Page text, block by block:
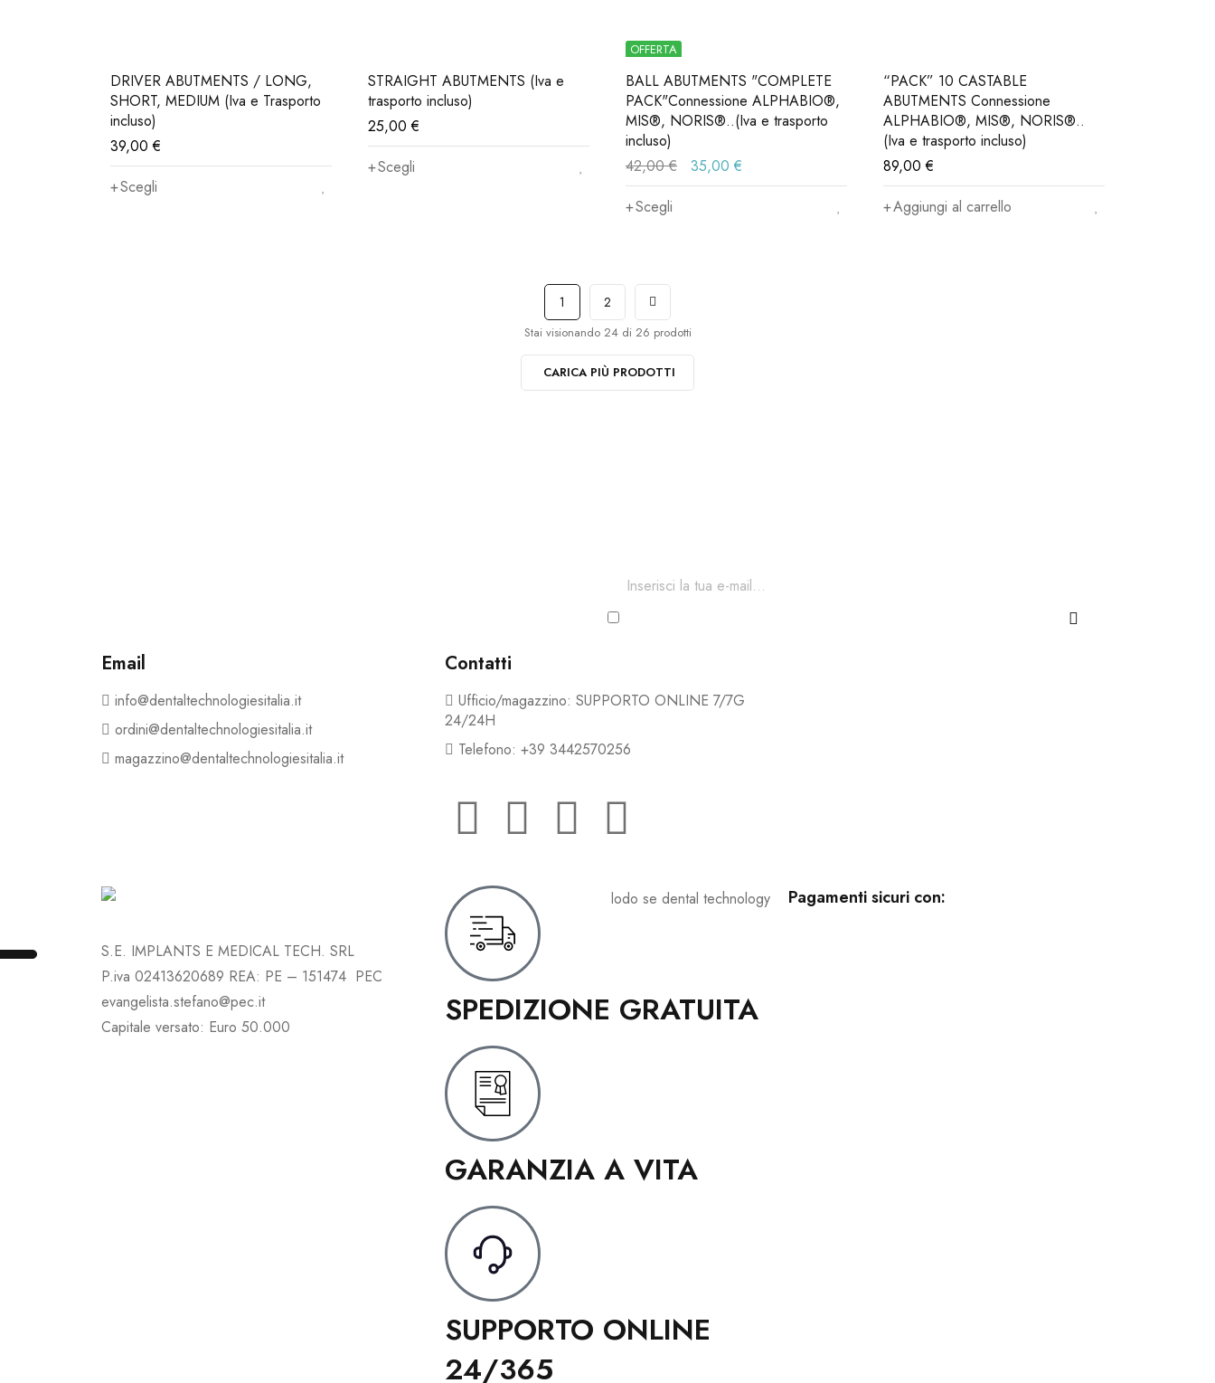
DRIVER ABUTMENTS / LONG,
SHORT, MEDIUM (Iva e Trasporto
incluso)
39,00€
Scegli
STRAIGHT ABUTMENTS (Iva e
trasporto incluso)
25,00€
Scegli
OFFERTA
BALL ABUTMENTS "COMPLETE
PACK"Connessione ALPHABIO®,
MIS®, NORIS®..(Iva e trasporto
incluso)
42,00€ 35,00 €
Scegli
“PACK” 10 CASTABLE
ABUTMENTS Connessione
ALPHABIO®, MIS®, NORIS®..
(Iva e trasporto incluso)
89,00€
Aggiungi al carrello
1 2
Stai visionando 24 di 26 prodotti
CARICA PIÙ PRODOTTI
Email
info@dentaltechnologiesitalia.it
ordini@dentaltechnologiesitalia.it
magazzino@dentaltechnologiesitalia.it
Contatti
Ufficio/magazzino: SUPPORTO ONLINE 7/7G
24/24H
Telefono: +39 3442570256
S.E. IMPLANTS E MEDICAL TECH. SRL
P.iva 02413620689 REA: PE – 151474 PEC
evangelista.stefano@pec.it
Capitale versato: Euro 50.000
SPEDIZIONE GRATUITA
GARANZIA A VITA
SUPPORTO ONLINE
24/365
Pagamenti sicuri con: